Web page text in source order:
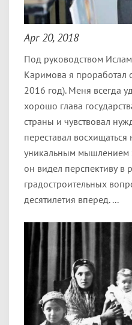
Apr 20, 2018
Под руководством
Каримова я проработал
2016 год). Меня всегда
хорошо глава
страны и чувствовал
переставал
уникальным мышлением
он видел перспективу в
градостроительных
десятилетия вперед. ...